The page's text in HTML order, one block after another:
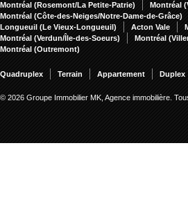
Montréal (Rosemont/La Petite-Patrie) Montréal
Montréal (Côte-des-Neiges/Notre-Dame-de-Grâce)
Longueuil (Le Vieux-Longueuil)
Acton Vale
Montréal (Verdun/Île-des-Soeurs)
Montréal
Montréal (Outremont)
Quadruplex Terrain Appartement Duplex
© 2026 Groupe Immobilier MK, Agence immobilière.